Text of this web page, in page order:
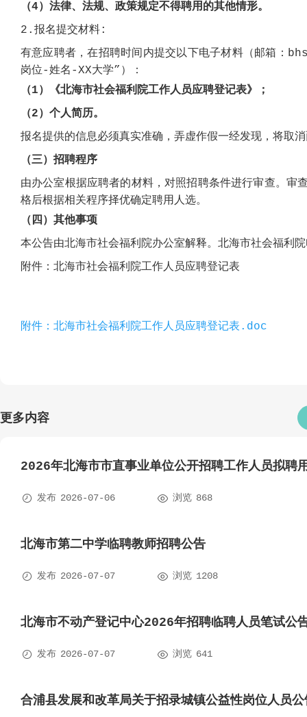
（4）法律、法规、政策规定不得聘用的其他情形。
2.报名提交材料:
有意应聘者，在招聘时间内提交以下电子材料（邮箱：
岗位-姓名-XX大学”）：
（1）《北海市社会福利院工作人员应聘登记表》；
（2）个人简历。
报名提供的信息必须真实准确，弄虚作假一经发现，将取
（三）招聘程序
由办公室根据应聘者的材料，对照招聘条件进行审查。审
格后根据相关程序择优确定聘用人选。
（四）其他事项
本公告由北海市社会福利院办公室解释。北海市社会福利
附件： 北海市社会福利院工作人员应聘登记表
附件：北海市社会福利院工作人员应聘登记表.doc
更多内容
2026年北海市市直事业单位公开招聘工作人员拟聘
 发布 2026-07-06  浏览 868
北海市第二中学临聘教师招聘公告
 发布 2026-07-07  浏览 1208
北海市不动产登记中心2026年招聘临聘人员笔试公
 发布 2026-07-07  浏览 641
合浦县发展和改革局关于招录城镇公益性岗位人员公